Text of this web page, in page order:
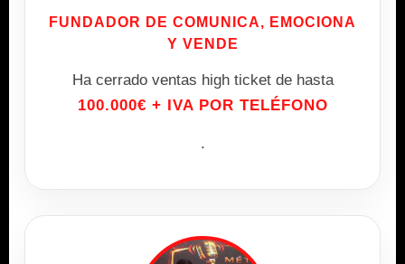
FUNDADOR DE COMUNICA, EMOCIONA
Y VENDE
Ha cerrado ventas high ticket de hasta
100.000€ + IVA POR TELÉFONO
.